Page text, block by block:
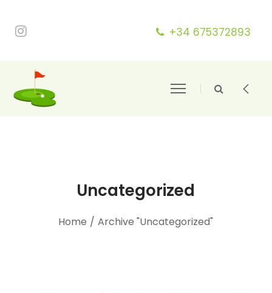
+34 675372893
Uncategorized
Home / Archive "Uncategorized"